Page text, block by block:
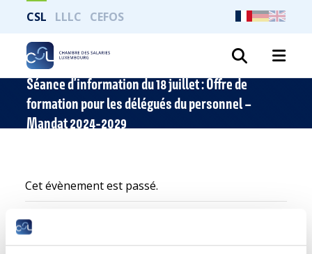
CSL LLLC CEFOS
Séance d’information du 18 juillet : Offre de
formation pour les délégués du personnel –
Mandat 2024-2029
Cet évènement est passé.